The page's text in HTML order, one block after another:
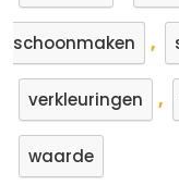
schoonmaken ,
verkleuringen ,
waarde